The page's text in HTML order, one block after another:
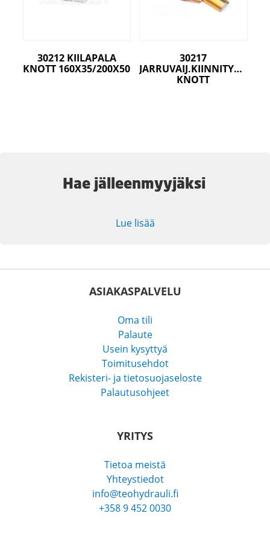
30212 KIILAPALA
KNOTT 160X35/200X50
30217
JARRUVAIJ.KIINNITYSPELTI
KNOTT
Hae jälleenmyyjäksi
Lue lisää
ASIAKASPALVELU
Oma tili
Palaute
Usein kysyttyä
Toimitusehdot
Rekisteri- ja tietosuojaseloste
Palautusohjeet
YRITYS
Tietoa meistä
Yhteystiedot
info@teohydrauli.fi
+358 9 452 0030